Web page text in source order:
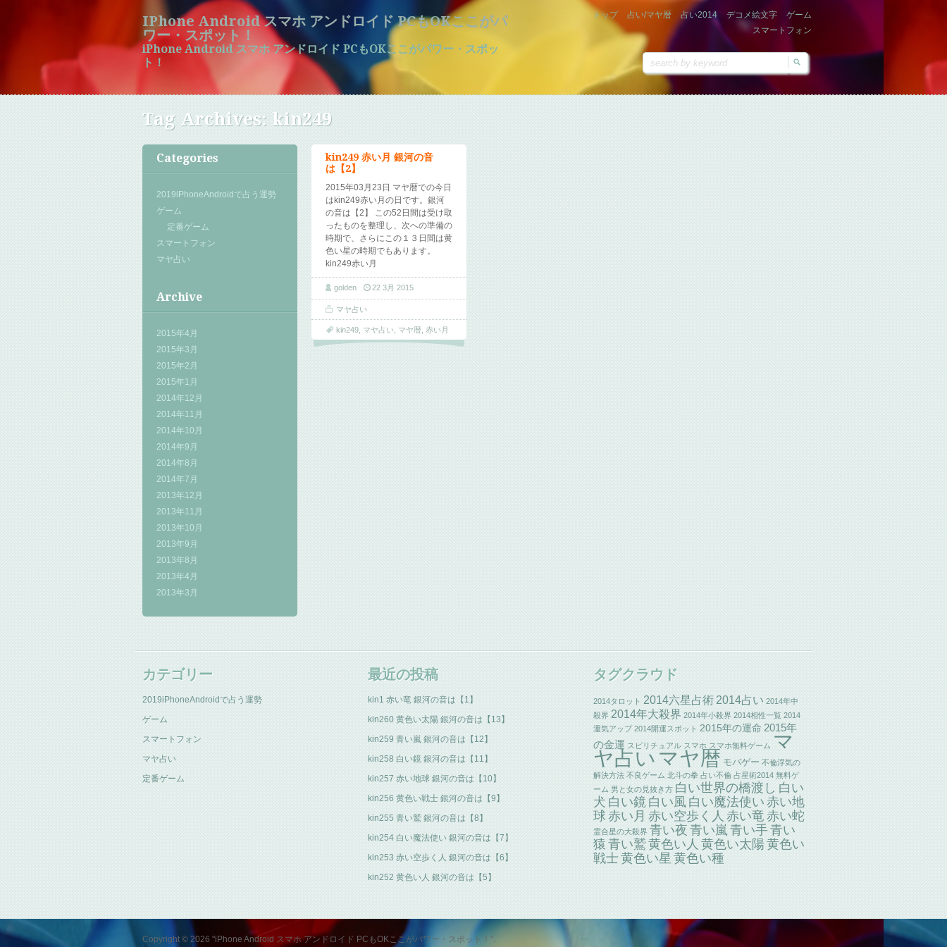
IPhone Android スマホ アンドロイド PCもOKここがパ
ワー・スポット！
iPhone Android スマホ アンドロイド PCもOKここがパワー・スポッ
ト！
トップ 占い/マヤ暦 占い2014 デコメ絵文字
ゲーム
スマートフォン
Tag Archives: kin249
Categories
2019iPhoneAndroidで占う運勢
ゲーム
定番ゲーム
スマートフォン
マヤ占い
Archive
2015年4月
2015年3月
2015年2月
2015年1月
2014年12月
2014年11月
2014年10月
2014年9月
2014年8月
2014年7月
2013年12月
2013年11月
2013年10月
2013年9月
2013年8月
2013年4月
2013年3月
kin249 赤い月 銀河の音
は【2】
2015年03月23日 マヤ暦での今日
はkin249赤い月の日です。銀河
の音は【2】 この52日間は受け取
ったものを整理し、次への準備の
時期で、さらにこの１３日間は黄
色い星の時期でもあります。
kin249赤い月
golden 22 3月 2015
マヤ占い
kin249 マヤ占い マヤ暦 赤い月
カテゴリー
2019iPhoneAndroidで占う運勢
ゲーム
スマートフォン
マヤ占い
定番ゲーム
最近の投稿
kin1 赤い竜 銀河の音は【1】
kin260 黄色い太陽 銀河の音は【13】
kin259 青い嵐 銀河の音は【12】
kin258 白い鏡 銀河の音は【11】
kin257 赤い地球 銀河の音は【10】
kin256 黄色い戦士 銀河の音は【9】
kin255 青い鷲 銀河の音は【8】
kin254 白い魔法使い 銀河の音は【7】
kin253 赤い空歩く人 銀河の音は【6】
kin252 黄色い人 銀河の音は【5】
タグクラウド
2014タロット 2014六星占術 2014占い 2014年中
殺界 2014年大殺界 2014年小殺界 2014相性一覧 2014
運気アップ 2014開運スポット 2015年の運命 2015年
の金運 スピリチュアル スマホ スマホ無料ゲーム マ
ヤ占い マヤ暦 モバゲー 不倫浮気の
解決方法 不良ゲーム 北斗の拳 占い不倫 占星術2014 無料ゲ
ーム 男と女の見抜き方 白い世界の橋渡し 白い
犬 白い鏡 白い風 白い魔法使い 赤い地
球赤い月 赤い空歩く人 赤い竜 赤い蛇
霊合星の大殺界 青い夜 青い嵐青い手青い
猿 青い鷲黄色い人 黄色い太陽 黄色い
戦士黄色い星 黄色い種
Copyright © 2026 "iPhone Android スマホ アンドロイド PCもOKここがパワー・スポット！".